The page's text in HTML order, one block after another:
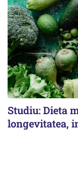
Studiu: Dieta
longevitatea,